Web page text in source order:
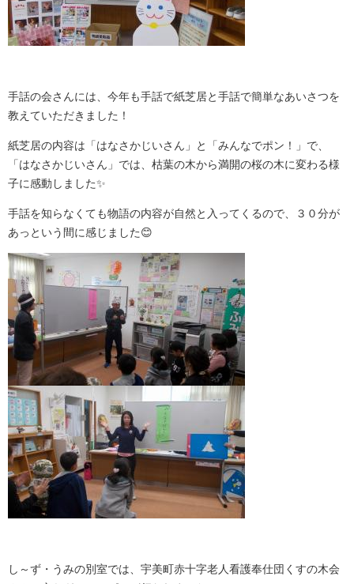
手話の会さんには、今年も手話で紙芝居と手話で簡単なあいさつを
教えていただきました！
紙芝居の内容は「はなさかじいさん」と「みんなでポン！」で、
「はなさかじいさん」では、枯葉の木から満開の桜の木に変わる様
子に感動しました✨
手話を知らなくても物語の内容が自然と入ってくるので、３０分が
あっという間に感じました😊
し～ず・うみの別室では、宇美町赤十字老人看護奉仕団くすの木会